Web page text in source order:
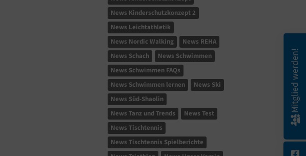
News Kinderschutzkonzept 2
News Leichtathletik
News Nordic Walking
News REHA
News Schach
News Schwimmen
News Schwimmen FAQs
News Schwimmen lernen
News Ski
News Süd-Shaolin
News Tanz und Trends
News Test
News Tischtennis
News Tischtennis Spielberichte
Mitglied werden!